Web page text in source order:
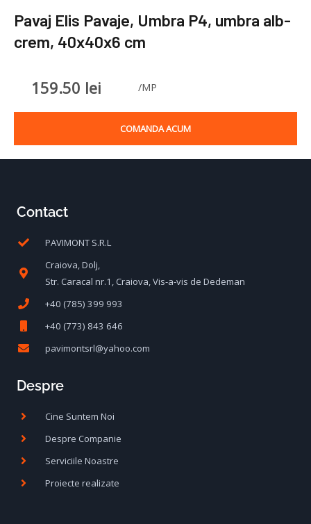
Pavaj Elis Pavaje, Umbra P4, umbra alb-
crem, 40x40x6 cm
159.50 lei /MP
COMANDA ACUM
Contact
PAVIMONT S.R.L
Craiova, Dolj,
Str. Caracal nr.1, Craiova, Vis-a-vis de Dedeman
+40 (785) 399 993
+40 (773) 843 646
pavimontsrl@yahoo.com
Despre
Cine Suntem Noi
Despre Companie
Serviciile Noastre
Proiecte realizate